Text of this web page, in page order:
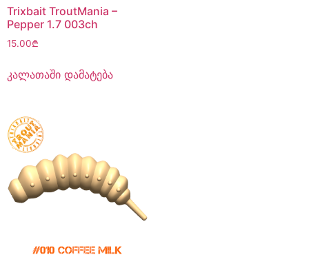
Trixbait TroutMania –
Pepper 1.7 003ch
15.00₾
კალათაში დამატება